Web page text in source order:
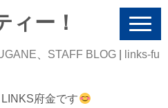
N
i
ィー！
STAFF BLOG
links-fu
府金です